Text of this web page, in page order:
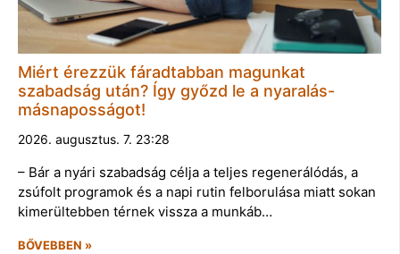
Miért érezzük fáradtabban magunkat
szabadság után? Így győzd le a nyaralás-
másnaposságot!
2026. augusztus. 7. 23:28
– Bár a nyári szabadság célja a teljes regenerálódás, a
zsúfolt programok és a napi rutin felborulása miatt sokan
kimerültebben térnek vissza a munkáb…
BŐVEBBEN »